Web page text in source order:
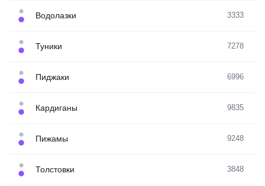
Водолазки 3333
Туники 7278
Пиджаки 6996
Кардиганы 9835
Пижамы 9248
Толстовки 3848